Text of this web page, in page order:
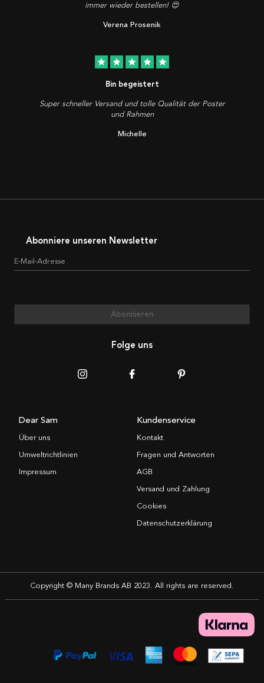
immer wieder bestellen! 😍
Verena Prosenik
star star star star star
Bin begeistert
Super schneller Versand und tolle Qualität der Poster
und Rahmen
Michelle
Abonniere unseren Newsletter
E-Mail-Adresse
Abonnieren
Folge uns
Dear Sam
Über uns
Umweltrichtlinien
Impressum
Kundenservice
Kontakt
Fragen und Antworten
AGB
Versand und Zahlung
Cookies
Datenschutzerklärung
Copyright © Many Brands AB 2023. All rights are reserved.